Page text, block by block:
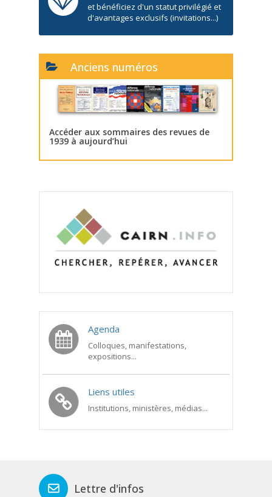
et bénéficiez d'un statut privilégié et
d'avantages exclusifs (invitations...)
Anciens numéros
Accéder aux sommaires des revues de
1939 à aujourd’hui
Agenda
Colloques, manifestations,
expositions...
Liens utiles
Institutions, ministères, médias...
Lettre d'infos